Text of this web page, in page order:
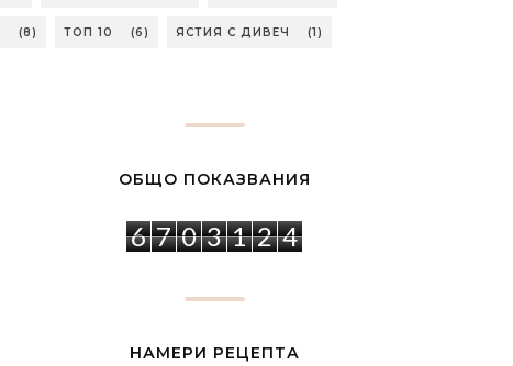
(8) ТОП 10 (6) ЯСТИЯ С ДИВЕЧ (1)
ОБЩО ПОКАЗВАНИЯ
6 7 0 3 1 2 4
НАМЕРИ РЕЦЕПТА